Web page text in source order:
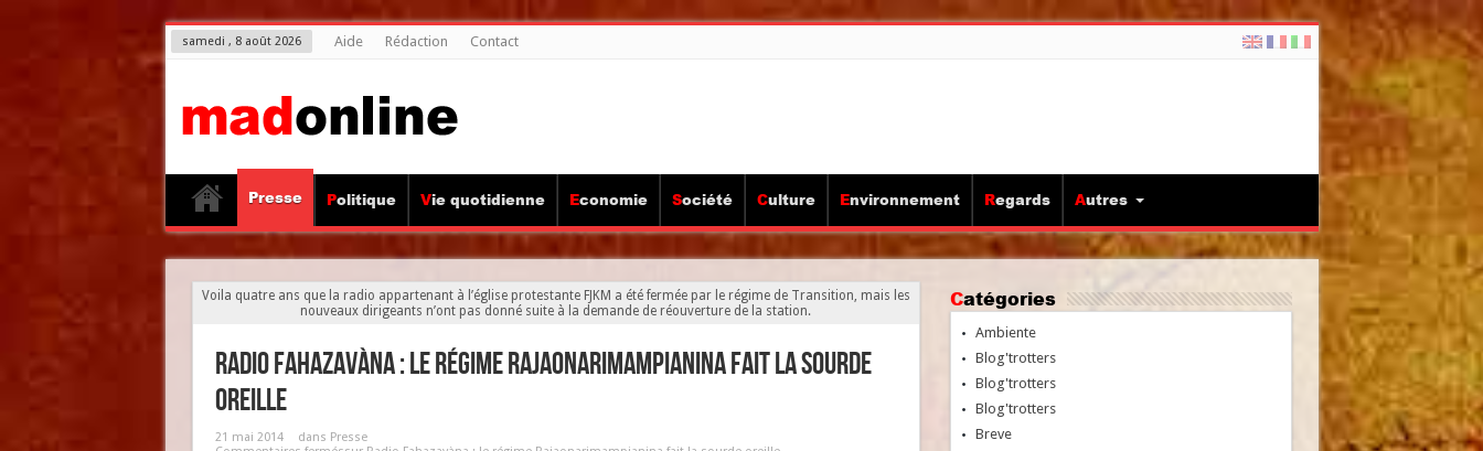
samedi , 8 août 2026 Aide Rédaction Contact
Presse Politique Vie quotidienne Economie Société Culture Environnement Regards Autres
Voila quatre ans que la radio appartenant à l’église protestante FJKM a été fermée par le régime de Transition, mais les
nouveaux dirigeants n’ont pas donné suite à la demande de réouverture de la station.
Radio Fahazavàna : le régime Rajaonarimampianina fait la sourde
oreille
21 mai 2014 dans Presse
Catégories
Ambiente
Blog'trotters
Blog'trotters
Blog'trotters
Breve